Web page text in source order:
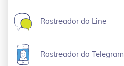
Rastreador do Line
Rastreador do Telegram